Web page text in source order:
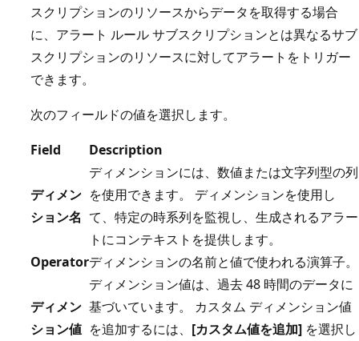
スクリプションのリソースからデータを取得する場合
に、アラート ルール サブスクリプションとは異なるサブ
スクリプションのリソースに対してアラートをトリガー
できます。
次のフィールドの値を選択します。
Field
Description
ディメン
ション名
ディメンションには、数値または文字列型の列
を使用できます。 ディメンションを使用し
て、特定の時系列を監視し、生成されるアラー
トにコンテキストを提供します。
Operatorディメンションの名前と値で使われる演算子。
ディメン
ション値
ディメンション値は、過去 48 時間のデータに
基づいています。 カスタム ディメンション値
を追加するには、 [カスタム値を追加] を選択し